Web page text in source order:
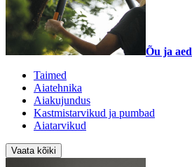
Õu ja aed
Taimed
Aiatehnika
Aiakujundus
Kastmistarvikud ja pumbad
Aiatarvikud
Vaata kõiki